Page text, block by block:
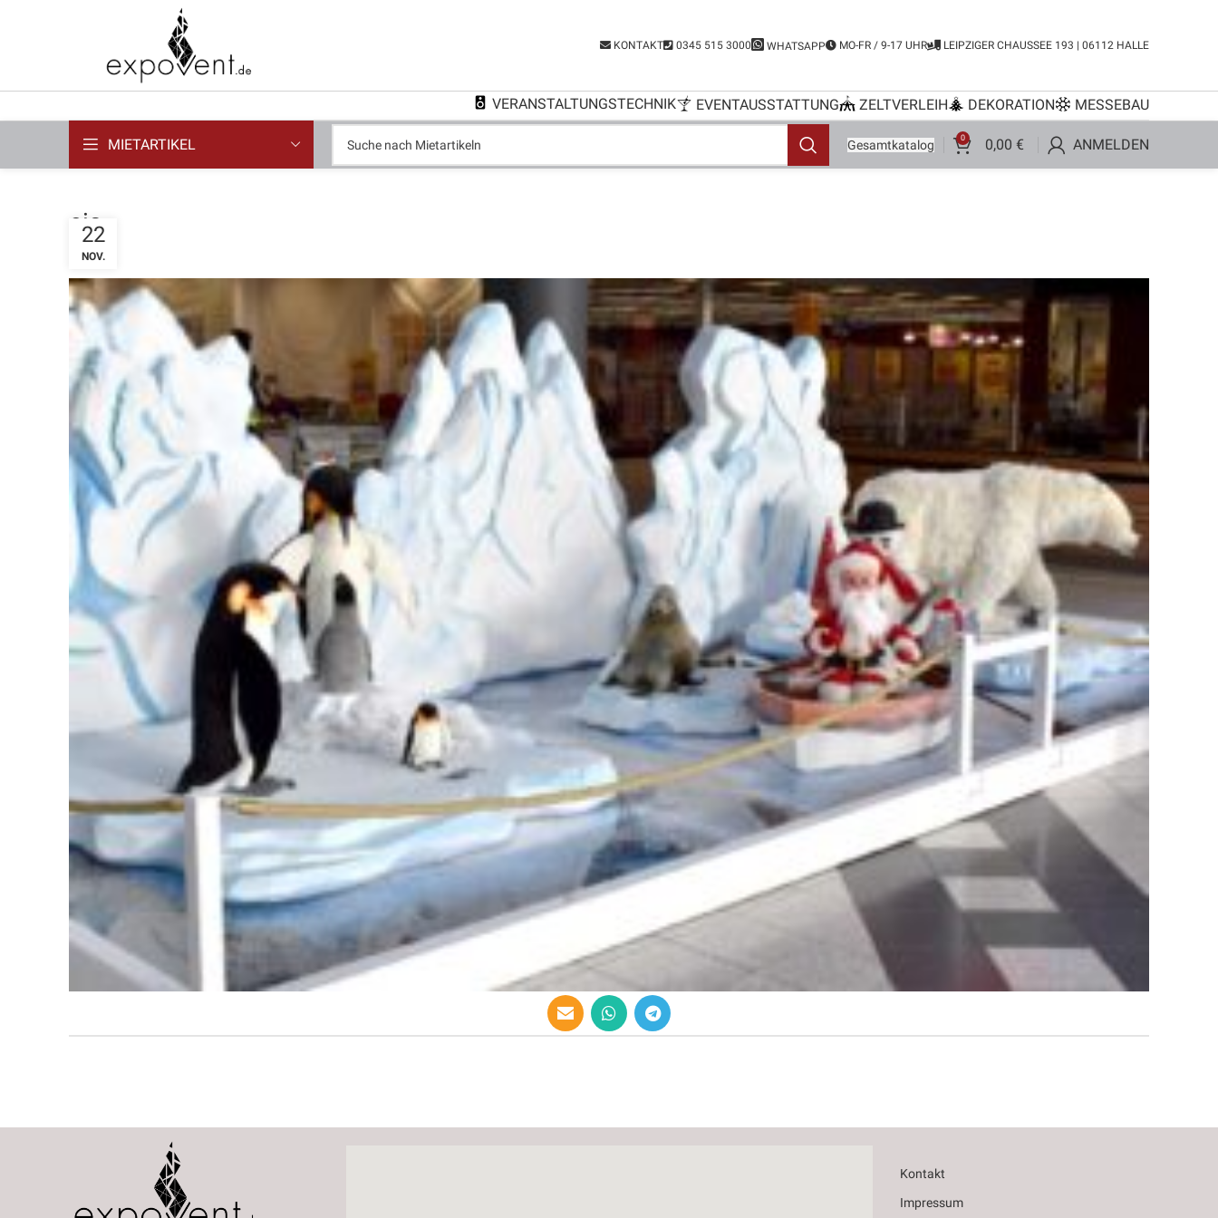
KONTAKT 0345 515 3000 WHATSAPP MO-FR / 9-17 UHR LEIPZIGER CHAUSSEE 193 | 06112 HALLE
VERANSTALTUNGSTECHNIK EVENTAUSSTATTUNG ZELTVERLEIH DEKORATION MESSEBAU
MIETARTIKEL Gesamtkatalog 0 0,00 € ANMELDEN
eis
22
NOV.
Kontakt
Impressum